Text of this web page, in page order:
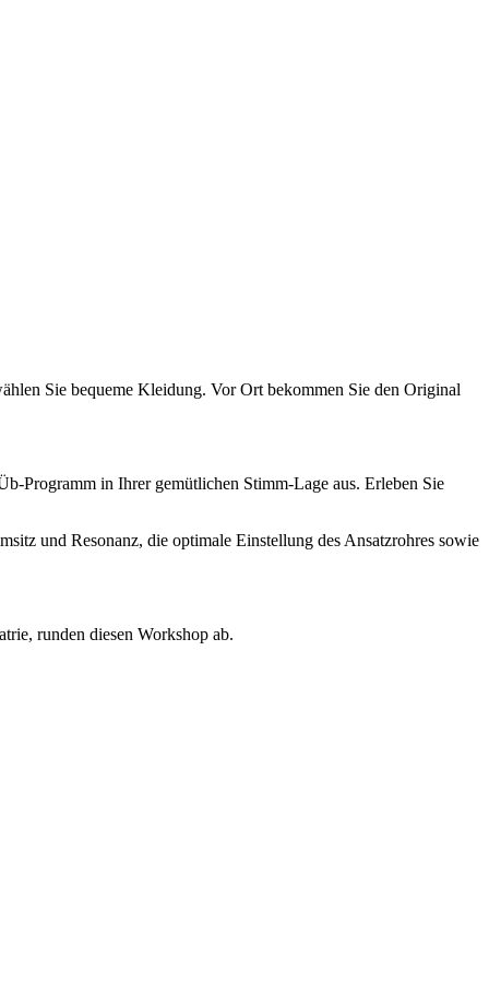
Sie bequeme Kleidung. Vor Ort bekommen Sie den Original
Programm in Ihrer gemütlichen Stimm-Lage aus. Erleben Sie
und Resonanz, die optimale Einstellung des Ansatzrohres sowie
runden diesen Workshop ab.